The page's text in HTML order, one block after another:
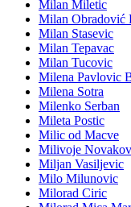
Milan Miletic
Milan Obradović
Milan Stasevic
Milan Tepavac
Milan Tucovic
Milena Pavlovic
Milena Sotra
Milenko Serban
Mileta Postic
Milic od Macve
Milivoje
Miljan Vasiljevic
Milo Milunovic
Milorad Ciric